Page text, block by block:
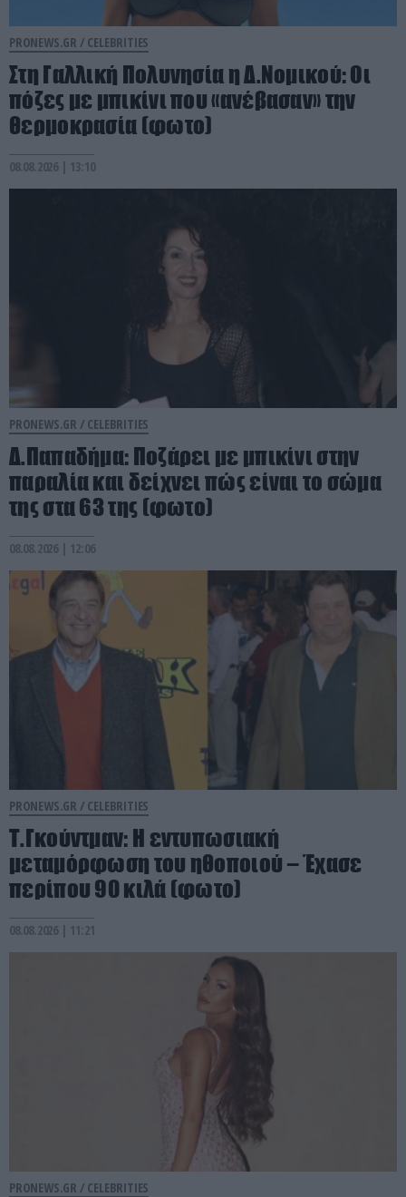
PRONEWS.GR / CELEBRITIES
Στη Γαλλική Πολυνησία η Δ.Νομικού: Οι
πόζες με μπικίνι που «ανέβασαν» την
θερμοκρασία (φωτο)
08.08.2026 | 13:10
PRONEWS.GR / CELEBRITIES
Δ.Παπαδήμα: Ποζάρει με μπικίνι στην
παραλία και δείχνει πώς είναι το σώμα
της στα 63 της (φωτο)
08.08.2026 | 12:06
PRONEWS.GR / CELEBRITIES
Τ.Γκούντμαν: Η εντυπωσιακή
μεταμόρφωση του ηθοποιού – Έχασε
περίπου 90 κιλά (φωτο)
08.08.2026 | 11:21
PRONEWS.GR / CELEBRITIES